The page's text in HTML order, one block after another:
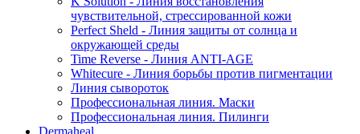
чувствительной, стрессированной кожи
Perfect Sheld - Линия защиты от солнца и
окружающей среды
Time Reverse - Линия ANTI-AGE
Whitecure - Линия борьбы против пигментации
Линия сывороток
Профессиональная линия. Маски
Профессиональная линия. Пилинги
Dermaheal